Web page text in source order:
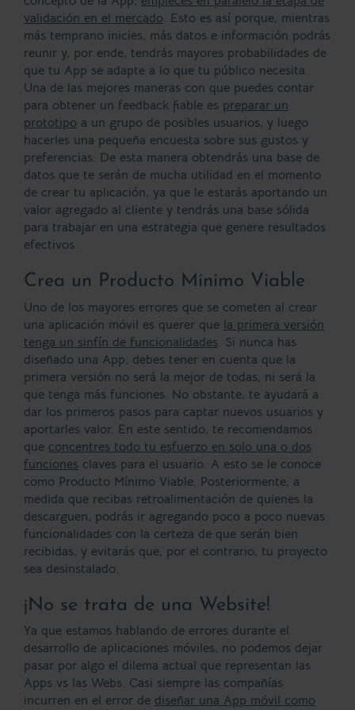
validación en el mercado. Esto es así porque, mientras
más temprano inicies, más datos e información podrás
reunir y, por ende, tendrás mayores probabilidades de
que tu App se adapte a lo que tu público necesita.
Una de las mejores maneras con que puedes contar
para obtener un feedback fiable es preparar un
prototipo a un grupo de posibles usuarios, y luego
hacerles una pequeña encuesta sobre sus gustos y
preferencias. De esta manera obtendrás una base de
datos que te serán de mucha utilidad en el momento
de crear tu aplicación, ya que le estarás aportando un
valor agregado al cliente y tendrás una base sólida
para trabajar en una estrategia que genere resultados
efectivos.
Crea un Producto Mínimo Viable
Uno de los mayores errores que se cometen al crear
una aplicación móvil es querer que la primera versión
tenga un sinfín de funcionalidades. Si nunca has
diseñado una App, debes tener en cuenta que la
primera versión no será la mejor de todas, ni será la
que tenga más funciones. No obstante, te ayudará a
dar los primeros pasos para captar nuevos usuarios y
aportarles valor. En este sentido, te recomendamos
que concentres todo tu esfuerzo en solo una o dos
funciones claves para el usuario. A esto se le conoce
como Producto Mínimo Viable. Posteriormente, a
medida que recibas retroalimentación de quienes la
descarguen, podrás ir agregando poco a poco nuevas
funcionalidades con la certeza de que serán bien
recibidas, y evitarás que, por el contrario, tu proyecto
sea desinstalado.
¡No se trata de una Website!
Ya que estamos hablando de errores durante el
desarrollo de aplicaciones móviles, no podemos dejar
pasar por algo el dilema actual que representan las
Apps vs las Webs. Casi siempre las compañías
incurren en el error de diseñar una App móvil como